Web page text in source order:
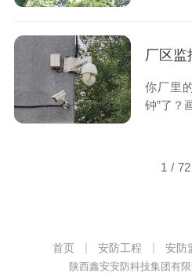
你厂里
钟”了？
1 / 72
首页 安防工程 安防
陕西鑫安安防科技集团有